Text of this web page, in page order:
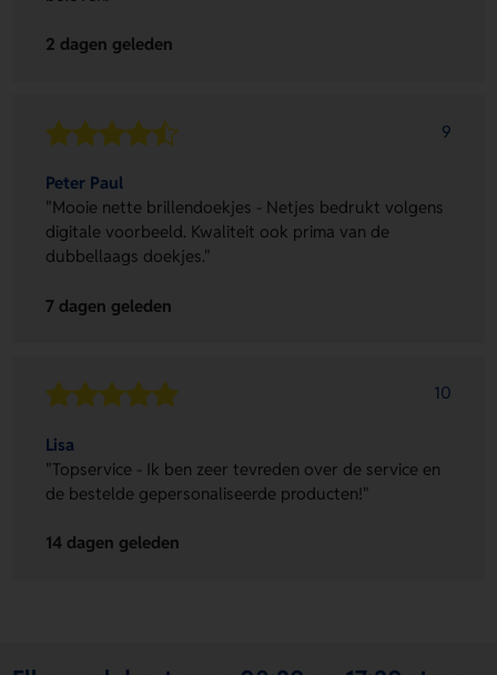
2 dagen geleden
9
Peter Paul
"Mooie nette brillendoekjes - Netjes bedrukt volgens
digitale voorbeeld. Kwaliteit ook prima van de
dubbellaags doekjes."
7 dagen geleden
10
Lisa
"Topservice - Ik ben zeer tevreden over de service en
de bestelde gepersonaliseerde producten!"
14 dagen geleden